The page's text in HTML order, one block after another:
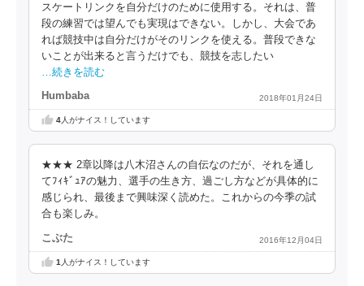
スケートリンクを自分だけのために使用する。それは、普
段の練習では望んでも実現はできない。しかし、大会であ
れば競技中は自分だけがそのリンクを使える。普段できな
いことが出来ると言うだけでも、競技を志したい
…続きを読む
Humbaba 2018年01月24日
4人がナイス！しています
★★★ 2章以降は八木沼さんの自伝なのだが、それを通し
てﾌｨｷﾞｭｱの魅力、選手の生き方、過ごし方などが具体的に
感じられ、最後まで興味深く読めた。これからの今季の試
合も楽しみ。
こぶた 2016年12月04日
1 人がナイス！しています